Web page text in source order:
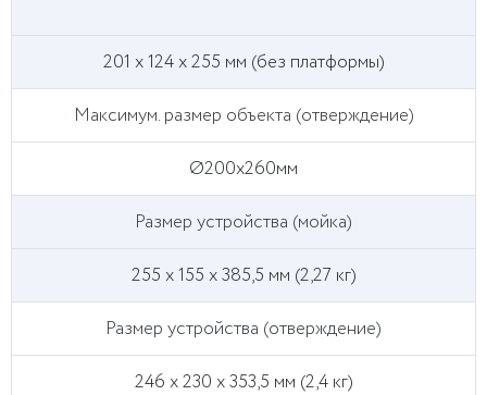
201 x 124 x 255 мм (без платформы)
Максимум. размер объекта (отверждение)
Ø200x260мм
Размер устройства (мойка)
255 х 155 х 385,5 мм (2,27 кг)
Размер устройства (отверждение)
246 х 230 х 353,5 мм (2,4 кг)